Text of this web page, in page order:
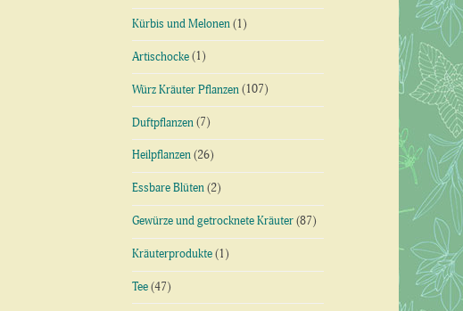
Kürbis und Melonen (1)
Artischocke (1)
Würz Kräuter Pflanzen (107)
Duftpflanzen (7)
Heilpflanzen (26)
Essbare Blüten (2)
Gewürze und getrocknete Kräuter (87)
Kräuterprodukte (1)
Tee (47)